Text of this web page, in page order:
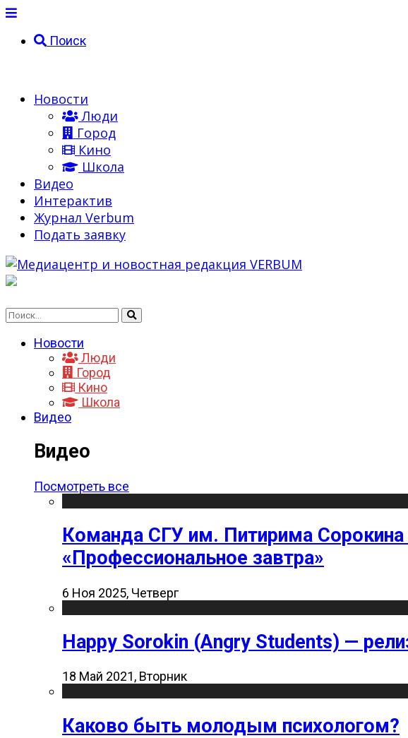
Поиск
Новости
Люди
Город
Кино
Школа
Видео
Интерактив
Журнал Verbum
Подать заявку
Новости
Люди
Город
Кино
Школа
Видео
Видео
Посмотреть все
Команда СГУ им. Питирима
«Профессиональное завтра»
6 Ноя 2025, Четверг
Happy Sorokin (Angry Students) —
18 Май 2021, Вторник
Каково быть молодым психологом?